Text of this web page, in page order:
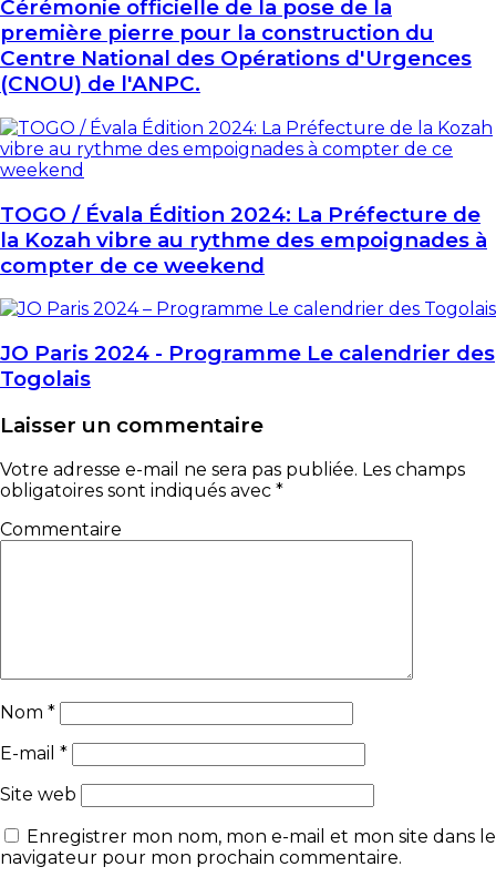
Cérémonie officielle de la pose de la
première pierre pour la construction du
Centre National des Opérations d'Urgences
(CNOU) de l'ANPC.
TOGO / Évala Édition 2024: La Préfecture de
la Kozah vibre au rythme des empoignades à
compter de ce weekend
JO Paris 2024 - Programme Le calendrier des
Togolais
Laisser un commentaire
Votre adresse e-mail ne sera pas publiée. Les champs
obligatoires sont indiqués avec *
Commentaire
Nom *
E-mail *
Site web
Enregistrer mon nom, mon e-mail et mon site dans le
navigateur pour mon prochain commentaire.